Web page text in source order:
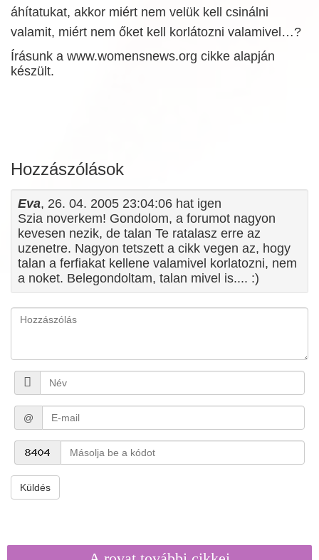
áhítatukat, akkor miért nem velük kell csinálni
valamit, miért nem őket kell korlátozni valamivel…?
Írásunk a www.womensnews.org cikke alapján
készült.
Hozzászólások
Eva, 26. 04. 2005 23:04:06 hat igen
Szia noverkem! Gondolom, a forumot nagyon
kevesen nezik, de talan Te ratalasz erre az
uzenetre. Nagyon tetszett a cikk vegen az, hogy
talan a ferfiakat kellene valamivel korlatozni, nem
a noket. Belegondoltam, talan mivel is.... :)
@
Küldés